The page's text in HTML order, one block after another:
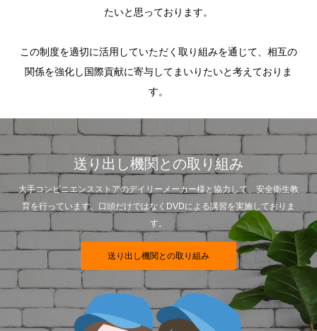
たいと思っております。
この制度を適切に活用していただく取り組みを通じて、相互の
関係を強化し国際貢献に寄与してまいりたいと考えておりま
す。
送り出し機関との取り組み
大手コンビニエンスストアのデイリーメーカー様と協力して、安全衛生教
育を行っています。口頭だけではなくDVDによる講習を実施しておりま
す。
送り出し機関との取り組み